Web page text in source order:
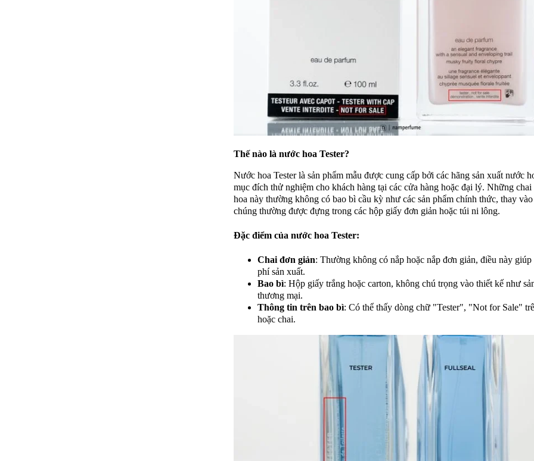
Thế nào là nước hoa Tester?
Nước hoa Tester là sản phẩm mẫu được cung cấp bởi các hãng sản xuất nước
mục đích thử nghiệm cho khách hàng tại các cửa hàng hoặc đại lý. Những
hoa này thường không có bao bì cầu kỳ như các sản phẩm chính thức, thay
chúng thường được đựng trong các hộp giấy đơn giản hoặc túi ni lông.
Đặc điểm của nước hoa Tester:
Chai đơn giản: Thường không có nắp hoặc nắp đơn giản, điều này
phí sản xuất.
Bao bì: Hộp giấy trắng hoặc carton, không chú trọng vào thiết kế như
thương mại.
Thông tin trên bao bì: Có thể thấy dòng chữ "Tester", "Not for Sale"
hoặc chai.